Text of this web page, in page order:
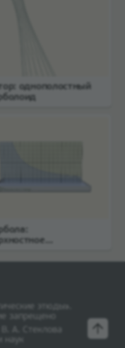
однополостный
этюды».
запрещено
А. Стеклова
наук